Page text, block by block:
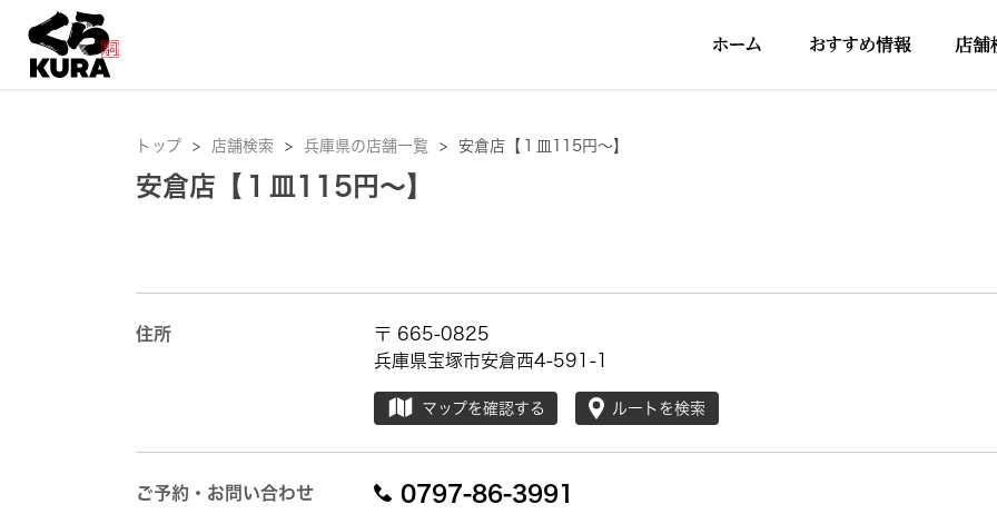
トップ > 店舗検索 > 兵庫県の店舗一覧 > 安倉店【１皿115円～】
安倉店【１皿115円～】
住所
〒 665-0825
兵庫県宝塚市安倉西4-591-1
マップを確認する ルートを検索
ご予約・お問い合わせ 0797-86-3991